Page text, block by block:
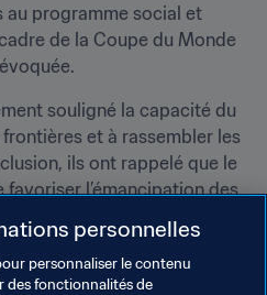
programme social et
de la Coupe du Monde
souligné la capacité du
et à rassembler les
ils ont rappelé que le
l’émancipation des
personnelles
personnaliser le contenu
des fonctionnalités de